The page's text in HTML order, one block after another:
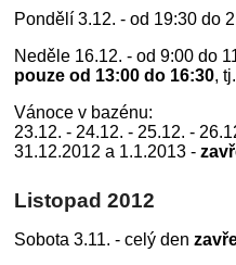
Pondělí 3.12. - od 19:30 do
Neděle 16.12. - od 9:00 do
pouze od 13:00 do 16:30,
Vánoce v bazénu:
23.12. - 24.12. - 25.12. -
31.12.2012 a 1.1.2013 -
Listopad 2012
Sobota 3.11. - celý den